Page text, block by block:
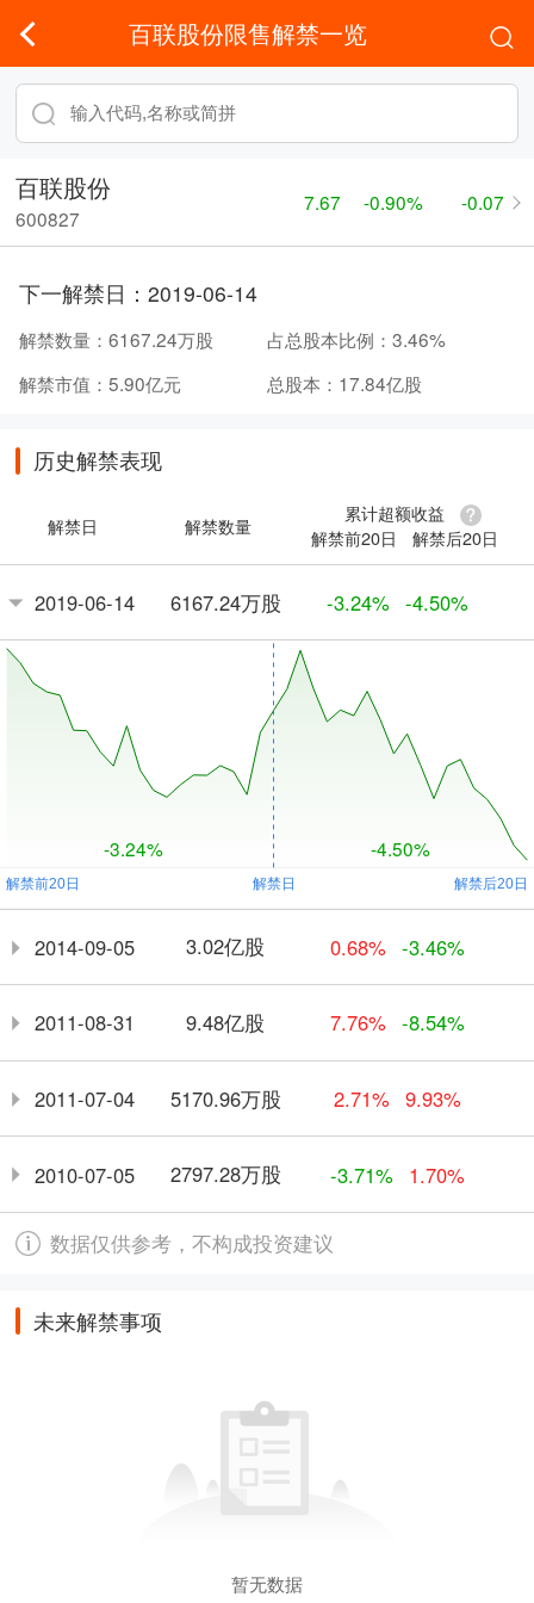
百联股份限售解禁一览
百联股份
600827
7.67 -0.90% -0.07
下一解禁日： 2019-06-14
解禁数量： 6167.24万股 占总股本比例： 3.46%
解禁市值： 5.90亿元 总股本： 17.84亿股
历史解禁表现
解禁日 解禁数量
累计超额收益
解禁前20日
解禁后20日
2019-06-14 6167.24万股 -3.24% -4.50%
-3.24% -4.50%
2014-09-05 3.02亿股 0.68% -3.46%
2011-08-31 9.48亿股 7.76% -8.54%
2011-07-04 5170.96万股 2.71% 9.93%
2010-07-05 2797.28万股 -3.71% 1.70%
数据仅供参考，不构成投资建议
未来解禁事项
暂无数据